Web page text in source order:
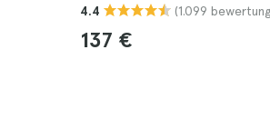
4.4 (1.099
137 €